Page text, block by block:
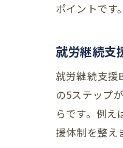
ポイントです
就労継続支
就労継続支
の5ステップ
らです。例
援体制を整え